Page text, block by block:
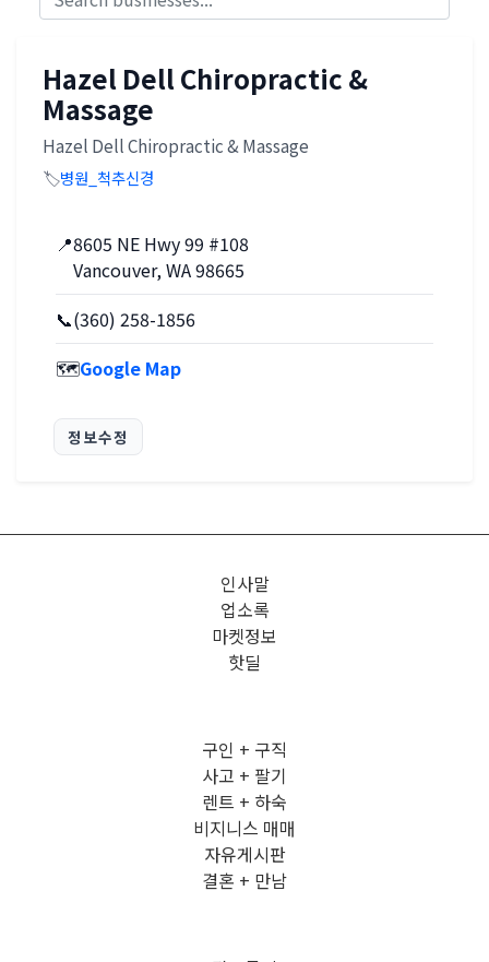
Hazel Dell Chiropractic &
Massage
Hazel Dell Chiropractic & Massage
🏷️병원_척추신경
📍8605 NE Hwy 99 #108
Vancouver, WA 98665
📞(360) 258-1856
🗺️Google Map
정보수정
인사말
업소록
마켓정보
핫딜
구인 + 구직
사고 + 팔기
렌트 + 하숙
비지니스 매매
자유게시판
결혼 + 만남